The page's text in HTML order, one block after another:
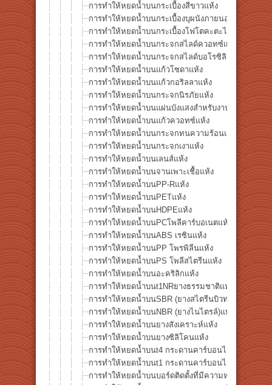
การทำให้หยดน้ำบนกระเบื้องสีขาวแห้ง
การทำให้หยดน้ำบนกระเบื้องบุผนังภายนอกแห้ง
การทำให้หยดน้ำบนกระเบื้องโฟโตคะตะไลติกแห้ง
การทำให้หยดน้ำบนกระจกสไลด์ควอทซ์แห้ง
การทำให้หยดน้ำบนกระจกสไลด์บอโรซิลิเกตแห้ง
การทำให้หยดน้ำบนแก้วโซดาแห้ง
การทำให้หยดน้ำบนแก้วกอริลลาแห้ง
การทำให้หยดน้ำบนกระจกนิรภัยแห้ง
การทำให้หยดน้ำบนแผ่นบังแสงสำหรับงานเชื่อมแห้ง
การทำให้หยดน้ำบนแก้วควอทซ์แห้ง
การทำให้หยดน้ำบนกระจกทนความร้อนแห้ง
การทำให้หยดน้ำบนกระจกเงาแห้ง
การทำให้หยดน้ำบนเลนส์แห้ง
การทำให้หยดน้ำบนจานเพาะเชื้อแห้ง
การทำให้หยดน้ำบนPP-Rแห้ง
การทำให้หยดน้ำบนPETแห้ง
การทำให้หยดน้ำบนHDPEแห้ง
การทำให้หยดน้ำบนPCโพลีคาร์บอเนตแห้ง
การทำให้หยดน้ำบนABS เรซินแห้ง
การทำให้หยดน้ำบนPP โพรพิลีนแห้ง
การทำให้หยดน้ำบนPS โพลีสไตรีนแห้ง
การทำให้หยดน้ำบนอะคริลิกแห้ง
การทำให้หยดน้ำบนt1NRยางธรรมชาติแห้ง
การทำให้หยดน้ำบนSBR (ยางสไตรีนบิวทาไดอีน)แห้ง
การทำให้หยดน้ำบนNBR (ยางไนไตรล์)แห้ง
การทำให้หยดน้ำบนยางสังเคราะห์แห้ง
การทำให้หยดน้ำบนยางซิลิโคนแห้ง
การทำให้หยดน้ำบนt4 กระดานคาร์บอนไฟเบอร์
การทำให้หยดน้ำบนt1 กระดานคาร์บอนไฟเบอร์
การทำให้หยดน้ำบนบอร์ดติดตั้งที่มีความหนาแน่นสูงแ